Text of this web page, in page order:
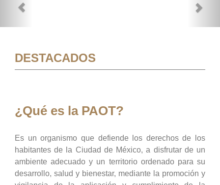
DESTACADOS
¿Qué es la PAOT?
Es un organismo que defiende los derechos de los
habitantes de la Ciudad de México, a disfrutar de un
ambiente adecuado y un territorio ordenado para su
desarrollo, salud y bienestar, mediante la promoción y